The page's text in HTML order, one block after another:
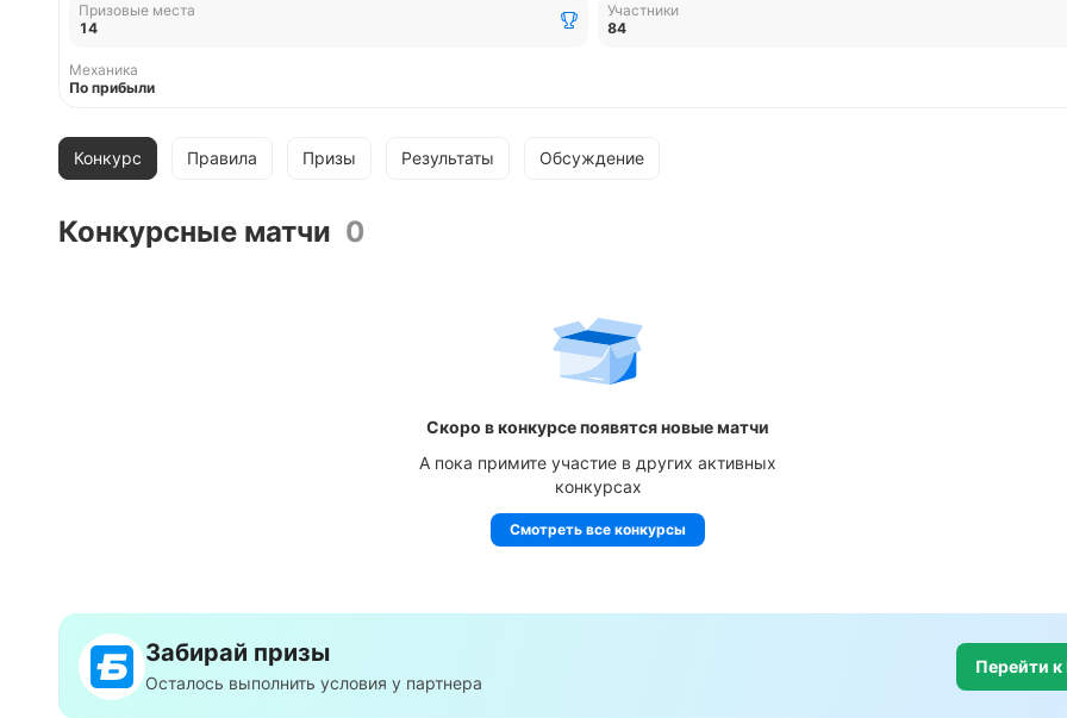
Призовые места
14
Участники
84
Механика
По прибыли
Конкурс Правила Призы Результаты Обсуждение
Конкурсные матчи 0
Скоро в конкурсе появятся новые матчи
А пока примите участие в других активных
конкурсах
Смотреть все конкурсы
Забирай призы
Осталось выполнить условия у партнера
Перейти к